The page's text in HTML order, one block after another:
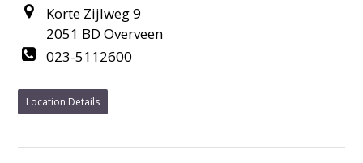
Korte Zijlweg 9
2051 BD Overveen
023-5112600
Location Details